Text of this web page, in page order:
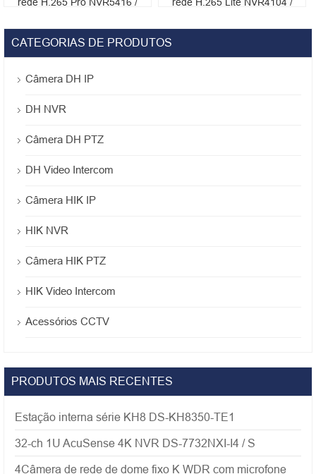
rede H.265 Pro NVR5416 /
rede H.265 Lite NVR4104 /
CATEGORIAS DE PRODUTOS
Câmera DH IP
DH NVR
Câmera DH PTZ
DH Video Intercom
Câmera HIK IP
HIK NVR
Câmera HIK PTZ
HIK Video Intercom
Acessórios CCTV
PRODUTOS MAIS RECENTES
Estação interna série KH8 DS-KH8350-TE1
32-ch 1U AcuSense 4K NVR DS-7732NXI-I4 / S
4Câmera de rede de dome fixo K WDR com microfone